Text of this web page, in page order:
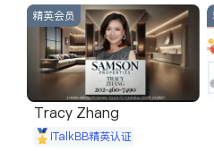
精英会员
Tracy Zhang
iTalkBB精英认证